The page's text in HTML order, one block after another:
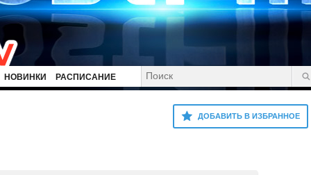
НОВИНКИ РАСПИСАНИЕ
ДОБАВИТЬ В ИЗБРАННОЕ